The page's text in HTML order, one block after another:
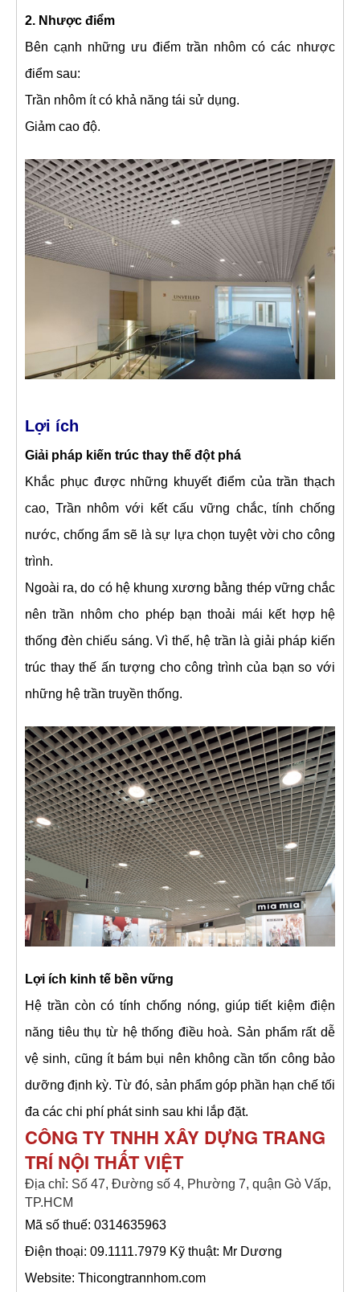
​2. Nhược điểm
Bên cạnh những ưu điểm trần nhôm có các nhược
điểm sau:
Trần nhôm ít có khả năng tái sử dụng.
Giảm cao độ.​
Lợi ích
Giải pháp kiến trúc thay thế đột phá
Khắc phục được những khuyết điểm của trần thạch
cao, Trần nhôm với kết cấu vững chắc, tính chống
nước, chống ẩm sẽ là sự lựa chọn tuyệt vời cho công
trình.
Ngoài ra, do có hệ khung xương bằng thép vững chắc
nên trần nhôm cho phép bạn thoải mái kết hợp hệ
thống đèn chiếu sáng. Vì thế, hệ trần là giải pháp kiến
trúc thay thế ấn tượng cho công trình của bạn so với
những hệ trần truyền thống.
Lợi ích kinh tế bền vững
Hệ trần còn có tính chống nóng, giúp tiết kiệm điện
năng tiêu thụ từ hệ thống điều hoà. Sản phẩm rất dễ
vệ sinh, cũng ít bám bụi nên không cần tốn công bảo
dưỡng định kỳ. Từ đó, sản phẩm góp phần hạn chế tối
đa các chi phí phát sinh sau khi lắp đặt.
CÔNG TY TNHH XÂY DỰNG TRANG
TRÍ NỘI THẤT VIỆT
Địa chỉ: Số 47, Đường số 4, Phường 7, quận Gò Vấp,
TP.HCM
Mã số thuế: 0314635963
Điện thoại: 09.1111.7979 Kỹ thuật: Mr Dương
Website: Thicongtrannhom.com